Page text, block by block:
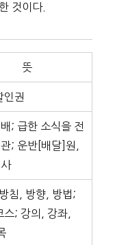
것이다.
뜻
인권
; 급한 소식을 전
; 운반[배달]원,
침, 방향, 방법;
스; 강의, 강좌,